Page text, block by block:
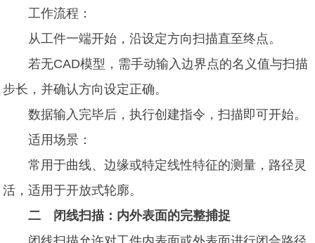
工作流程：
从工件一端开始，沿设定方向扫描直至终点。
若无CAD模型，需手动输入边界点的名义值与扫描
步长，并确认方向设定正确。
数据输入完毕后，执行创建指令，扫描即可开始。
适用场景：
常用于曲线、边缘或特定线性特征的测量，路径灵
活，适用于开放式轮廓。
二 闭线扫描：内外表面的完整捕捉